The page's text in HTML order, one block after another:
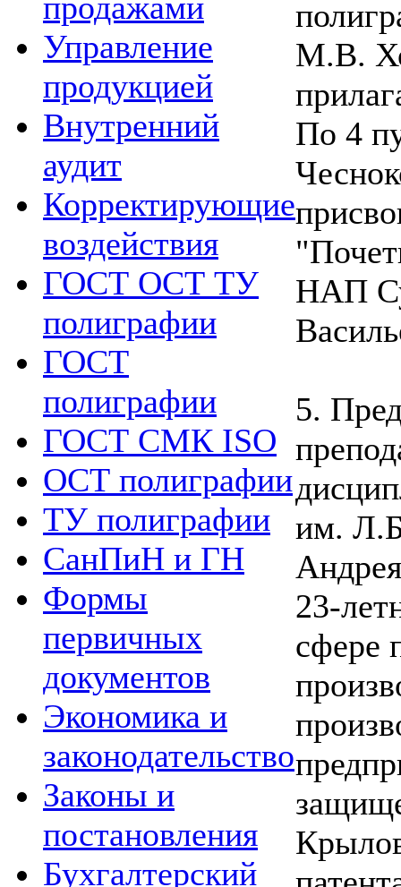
Управление
продукцией
Внутренний
аудит
Корректирующие
воздействия
ГОСТ ОСТ ТУ
полиграфии
ГОСТ
полиграфии
ГОСТ СМК ISO
ОСТ полиграфии
ТУ полиграфии
СанПиН и ГН
Формы
первичных
документов
Экономика и
законодательство
Законы и
постановления
Бухгалтерский
М.В.
По 4
НАП
5.
им.
23-
сфере